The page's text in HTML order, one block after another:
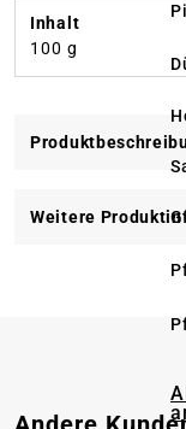
Inhalt
100 g
Weitere
Produktgalerie